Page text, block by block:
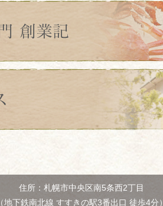
住所：札幌市中央区南5条西2丁目
（地下鉄南北線 すすきの駅3番出口 徒歩4分）